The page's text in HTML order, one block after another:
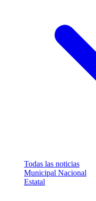
Todas las noticias
Municipal Nacional
Estatal